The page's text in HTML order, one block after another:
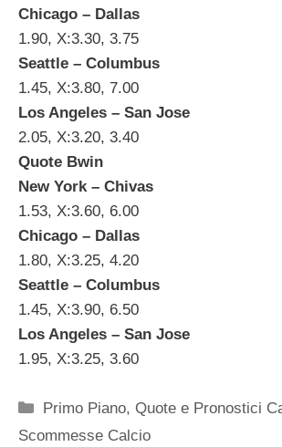
Chicago – Dallas
1.90, X:3.30, 3.75
Seattle – Columbus
1.45, X:3.80, 7.00
Los Angeles – San Jose
2.05, X:3.20, 3.40
Quote Bwin
New York – Chivas
1.53, X:3.60, 6.00
Chicago – Dallas
1.80, X:3.25, 4.20
Seattle – Columbus
1.45, X:3.90, 6.50
Los Angeles – San Jose
1.95, X:3.25, 3.60
Categorie
Primo Piano,Quote e Pronostici
Scommesse Calcio